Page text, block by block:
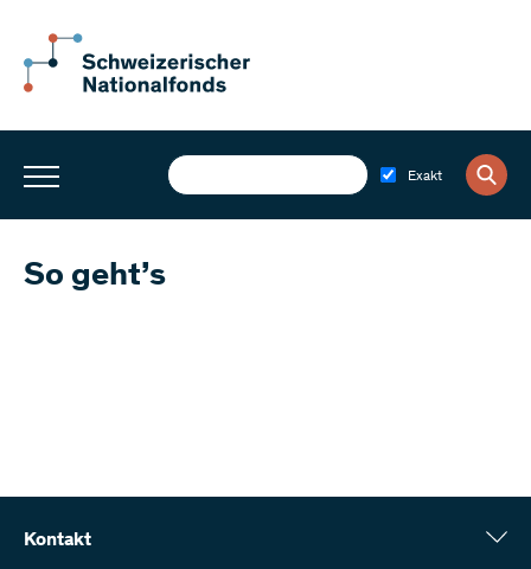
Exakt
So geht’s
Kontakt